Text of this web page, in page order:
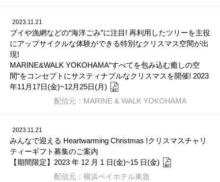
2023.11.21
ブイや漁網などの“海洋ごみ”に注目! 再利用したツリーを主役
にアップサイクルな体験ができる特別なクリスマス空間が出
現!
MARINE&WALK YOKOHAMA“すべてを包み込む癒しの空
間“をコンセプトにサスティナブルなクリスマスを開催! 2023
年11月17日(金)~12月25日(月)
配信元：MARINE & WALK YOKOHAMA
2023.11.21
みんなで迎える Heartwarming Christmas !クリスマスチャリ
ティーギフト募集のご案内
【期間限定】2023 年 12 月 1 日(金)~15 日(金)
配信元：横浜ベイホテル東急